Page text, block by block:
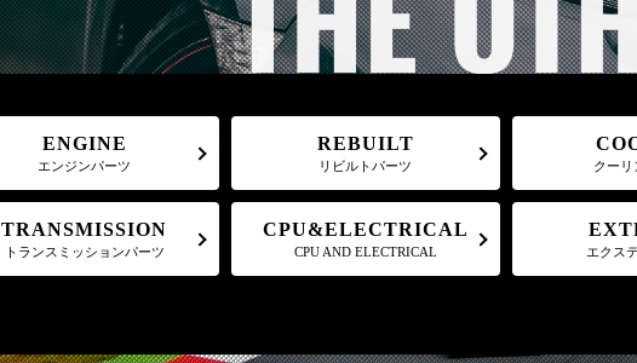
ENGINE
エンジンパーツ
REBUILT
リビルトパーツ クーリ
TRANSMISSION
トランスミッションパーツ
CPU&ELECTRICAL
CPU AND ELECTRICAL エクス